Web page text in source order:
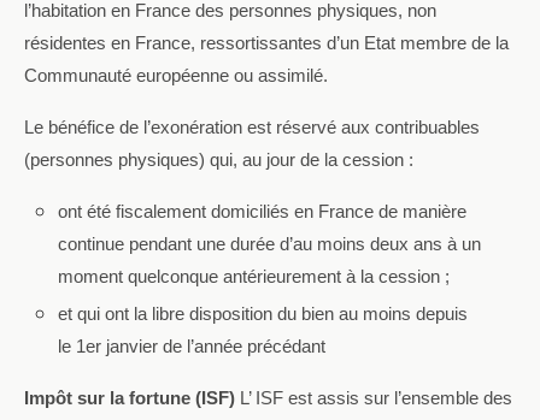
l’habitation en France des personnes physiques, non
résidentes en France, ressortissantes d’un Etat membre de la
Communauté européenne ou assimilé.
Le bénéfice de l’exonération est réservé aux contribuables
(personnes physiques) qui, au jour de la cession :
ont été fiscalement domiciliés en France de manière
continue pendant une durée d’au moins deux ans à un
moment quelconque antérieurement à la cession ;
et qui ont la libre disposition du bien au moins depuis
le 1er janvier de l’année précédant
Impôt sur la fortune (ISF) L’ ISF est assis sur l’ensemble des